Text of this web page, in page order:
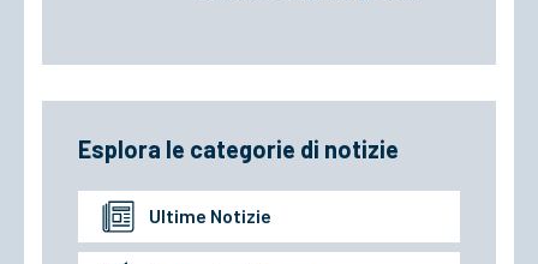
Esplora le categorie di notizie
Ultime Notizie